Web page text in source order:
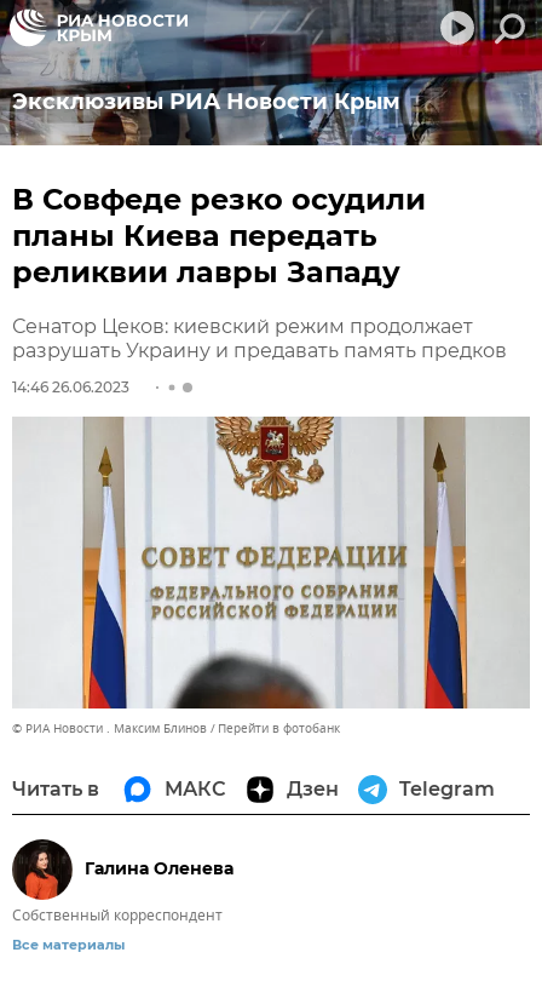
Эксклюзивы РИА Новости Крым
В Совфеде резко осудили
планы Киева передать
реликвии лавры Западу
Сенатор Цеков: киевский режим продолжает
разрушать Украину и предавать память предков
14:46 26.06.2023
© РИА Новости . Максим Блинов Перейти в фотобанк
Читать в МАКС Дзен Telegram
Галина Оленева
Собственный корреспондент
Все материалы